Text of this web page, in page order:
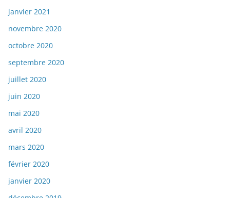
janvier 2021
novembre 2020
octobre 2020
septembre 2020
juillet 2020
juin 2020
mai 2020
avril 2020
mars 2020
février 2020
janvier 2020